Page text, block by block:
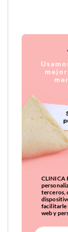
CLINICA
terceros,
facilitarle
web y